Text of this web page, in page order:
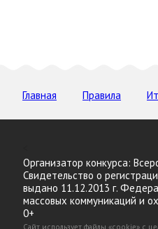
Главная Правила
Организатор конкурса:
Свидетельство о
выдано 11.12.2013 г.
массовых коммуникаций и
0+
Сайт использует файлы «cookie» с